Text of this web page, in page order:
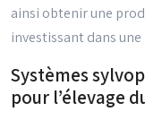
ainsi obtenir une
investissant dans
Systèmes
pour l’élevage